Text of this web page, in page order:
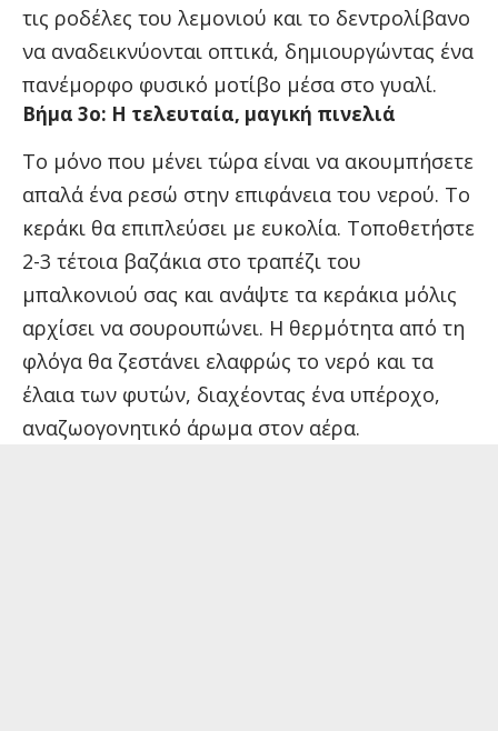
τις ροδέλες του λεμονιού και το δεντρολίβανο
να αναδεικνύονται οπτικά, δημιουργώντας ένα
πανέμορφο φυσικό μοτίβο μέσα στο γυαλί.
Βήμα 3ο: Η τελευταία, μαγική πινελιά
Το μόνο που μένει τώρα είναι να ακουμπήσετε
απαλά ένα ρεσώ στην επιφάνεια του νερού. Το
κεράκι θα επιπλεύσει με ευκολία. Τοποθετήστε
2-3 τέτοια βαζάκια στο τραπέζι του
μπαλκονιού σας και ανάψτε τα κεράκια μόλις
αρχίσει να σουρουπώνει. Η θερμότητα από τη
φλόγα θα ζεστάνει ελαφρώς το νερό και τα
έλαια των φυτών, διαχέοντας ένα υπέροχο,
αναζωογονητικό άρωμα στον αέρα.